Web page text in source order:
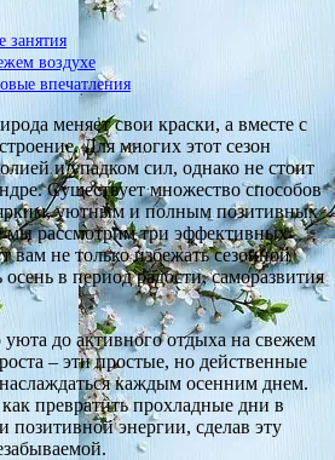
воздухе
впечатления
меняет свои краски, а вместе с
Для многих этот сезон
и упадком сил, однако не стоит
Существует множество способов
ярким, уютным и полным позитивных
мы рассмотрим три эффективных
вам не только избежать сезонной
в период радости, саморазвития
до активного отдыха на свежем
– эти простые, но действенные
каждым осенним днем.
превратить прохладные дни в
позитивной энергии, сделав эту